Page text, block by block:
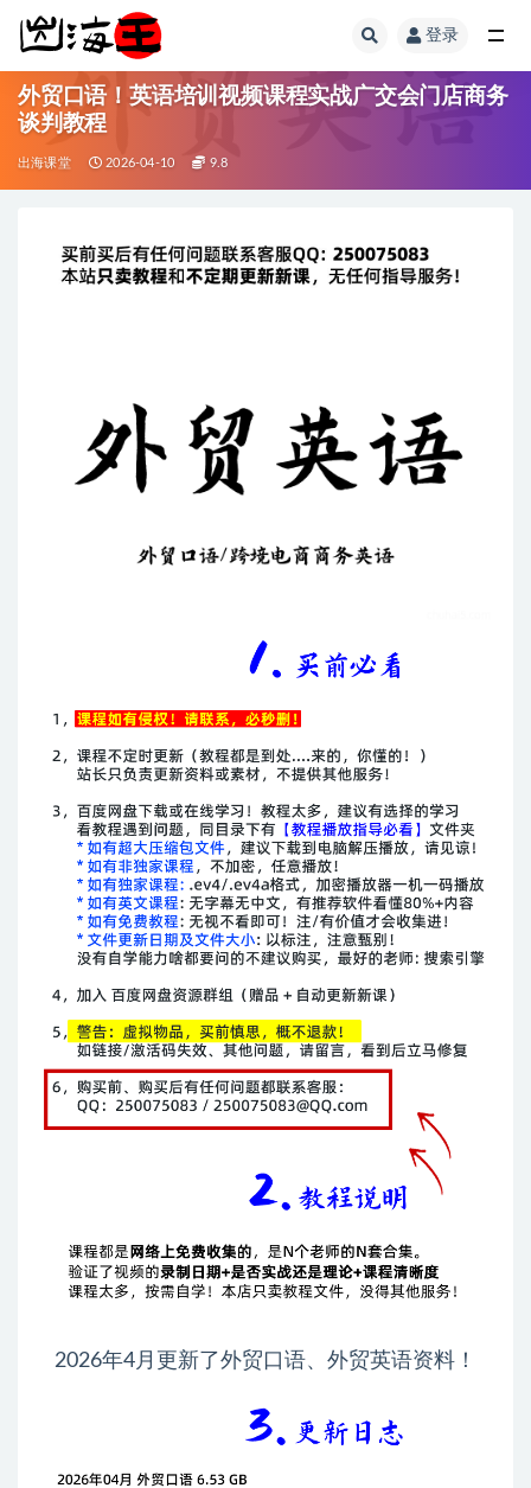
登录
外贸口语！英语培训视频课程实战广交会门店商务
谈判教程
出海课堂 2026-04-10 9.8
2026年4月更新了外贸口语、外贸英语资料！
全部